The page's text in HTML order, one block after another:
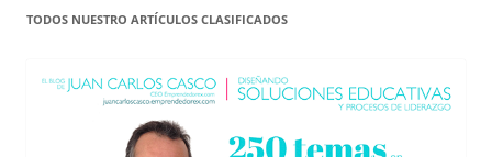
TODOS NUESTRO ARTÍCULOS CLASIFICADOS